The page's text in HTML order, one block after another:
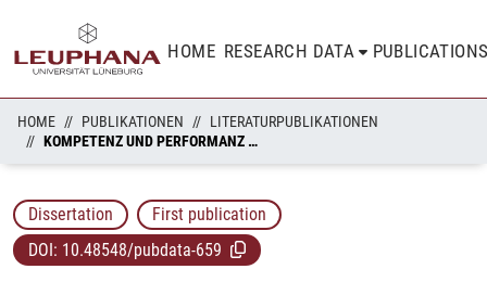
HOME RESEARCH DATA
HOME PUBLIKATIONEN
LITERATURPUBLIKATIONEN
KOMPETENZ UND PERFORMANZ VON (ANGEHENDEN) LEHRKRÄFTEN IM BEREICH DEUTSCH ALS ZWEITSPRACHE (DAZ)
Dissertation
First publication
DOI: 10.48548/pubdata-659